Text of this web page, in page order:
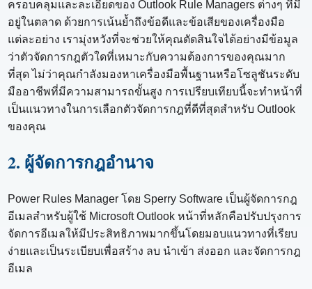
ครอบคลุมและละเอียดของ Outlook Rule Managers ต่างๆ ที่มี
อยู่ในตลาด ด้วยการเน้นย้ำถึงข้อดีและข้อเสียของเครื่องมือ
แต่ละอย่าง เรามุ่งหวังที่จะช่วยให้คุณตัดสินใจได้อย่างมีข้อมูล
ว่าตัวจัดการกฎตัวใดที่เหมาะกับความต้องการของคุณมาก
ที่สุด ไม่ว่าคุณกำลังมองหาเครื่องมือพื้นฐานหรือโซลูชันระดับ
มืออาชีพที่มีความสามารถขั้นสูง การเปรียบเทียบนี้จะทำหน้าที่
เป็นแนวทางในการเลือกตัวจัดการกฎที่ดีที่สุดสำหรับ Outlook
ของคุณ
2. ผู้จัดการกฎอำนาจ
Power Rules Manager โดย Sperry Software เป็นผู้จัดการกฎ
อีเมลสำหรับผู้ใช้ Microsoft Outlook หน้าที่หลักคือปรับปรุงการ
จัดการอีเมลให้มีประสิทธิภาพมากขึ้นโดยมอบแนวทางที่เรียบ
ง่ายและเป็นระเบียบเพื่อสร้าง ลบ นำเข้า ส่งออก และจัดการกฎ
อีเมล